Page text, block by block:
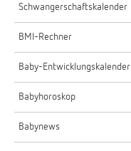
Schwangerschaftskalender
BMI-Rechner
Baby-Entwicklungskalender
Babyhoroskop
Babynews